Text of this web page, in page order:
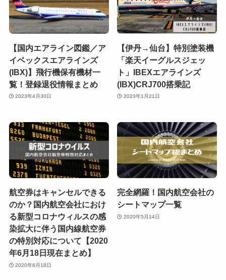
【国内エアライン図鑑／ア
イベックスエアラインズ
(IBX)】飛行機保有機材一
覧！登録退役情報まとめ
2023年4月30日
【伊丹→仙台】特別塗装機
「楽天イーグルスジェッ
ト」IBEXエアラインズ
(IBX)CRJ700搭乗記
2023年1月21日
航空券はキャンセルできる
のか？国内航空会社におけ
る新型コロナウィルスの感
染拡大に伴う国内線航空券
の特別対応について【2020
年6月18日現在まとめ】
2020年6月18日
完全網羅！国内航空会社の
シートマップ一覧
2020年5月14日